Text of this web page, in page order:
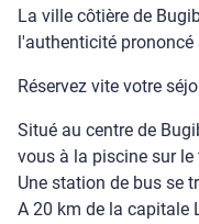
La ville côtière de
l'authenticité
Réservez vite votre
Situé au centre de
vous à la piscine sur
Une station de bus se
A 20 km de la capitale